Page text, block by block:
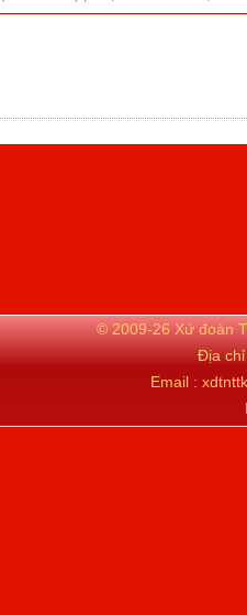
© 2009-26 Xứ đoàn
Địa
Email :